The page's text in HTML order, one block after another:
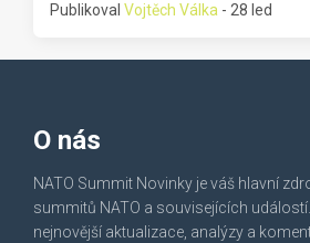
Publikoval Vojtěch Válka - 28 led
O nás
NATO Summit Novinky je váš hlavní
summitů NATO a souvisejících
nejnovější aktualizace, analýzy a